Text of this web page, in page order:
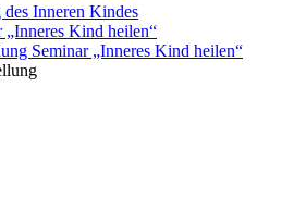
Inneren Kindes
„Inneres Kind heilen“
Seminar „Inneres Kind heilen“